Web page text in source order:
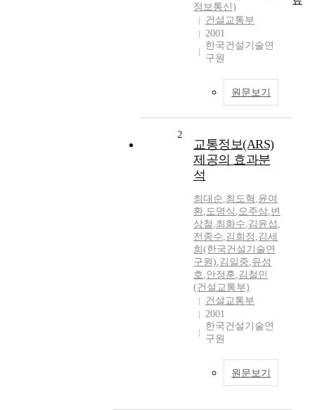
정보통신)
건설교통부
2001
한국건설기술연
구원
원문보기
2
교통정보(ARS)
제공의 효과분
석
최대순,최도혁 ,윤여
환,도명식 ,오주삼,변
상철 ,최화수,김윤섭 ,
전종수,김희정 ,김세
희(한국건설기술연
구원),김일중,유성
호,안정훈,김철민
(건설교통부)
건설교통부
2001
한국건설기술연
구원
원문보기